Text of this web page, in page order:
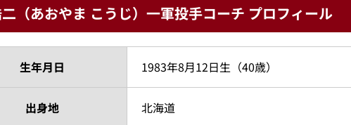
（あおやま こうじ）一軍投手コーチ プロフィール
生年月日 1983年8月12日生（40歳）
出身地 北海道